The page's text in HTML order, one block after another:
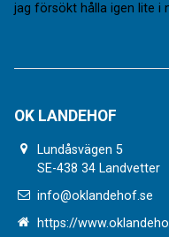
jag försökt hålla igen lite i
OK LANDEHOF
Lundåsvägen 5
SE-438 34 Landvetter
info@oklandehof.se
https://